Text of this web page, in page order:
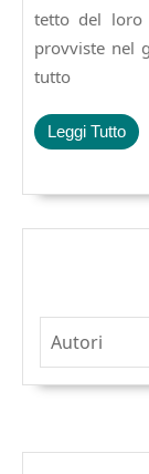
viaggio
nelle
immagini
di
una
rivolta
di
Sabani,
pagine
tetto del loro
provviste nel
tutto
Leggi Tutto